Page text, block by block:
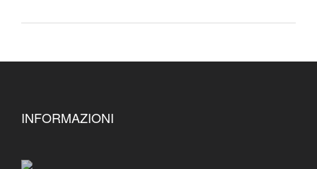
INFORMAZIONI